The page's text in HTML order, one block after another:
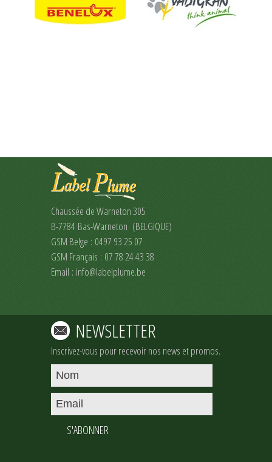
Chaussée de Warneton 305
B-7784 Bas-Warneton (BELGIQUE)
GSM Belge : 0497 93 25 07
GSM Français : 07 78 24 43 38
Email : info@labelplume.be
NEWSLETTER
Inscrivez-vous pour recevoir nos news et promos.
S'ABONNER